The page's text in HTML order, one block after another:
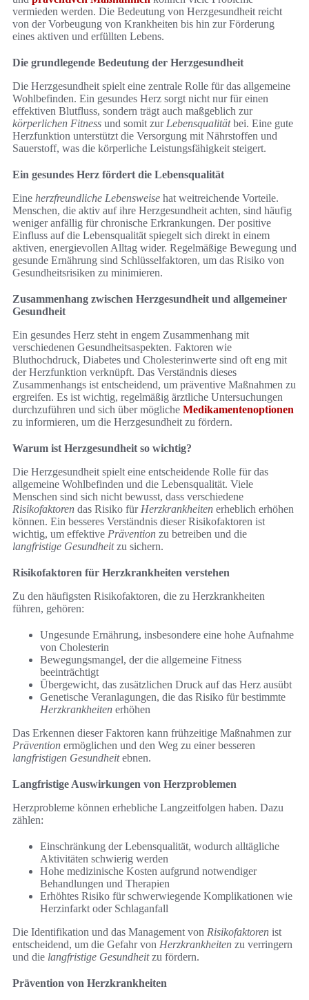
vermieden werden. Die Bedeutung von Herzgesundheit reicht
von der Vorbeugung von Krankheiten bis hin zur Förderung
eines aktiven und erfüllten Lebens.
Die grundlegende Bedeutung der Herzgesundheit
Die Herzgesundheit spielt eine zentrale Rolle für das allgemeine
Wohlbefinden. Ein gesundes Herz sorgt nicht nur für einen
effektiven Blutfluss, sondern trägt auch maßgeblich zur
körperlichen Fitness und somit zur Lebensqualitätbei. Eine gute
Herzfunktion unterstützt die Versorgung mit Nährstoffen und
Sauerstoff, was die körperliche Leistungsfähigkeit steigert.
Ein gesundes Herz fördert die Lebensqualität
Eine herzfreundliche Lebensweise hat weitreichende Vorteile.
Menschen, die aktiv auf ihre Herzgesundheit achten, sind häufig
weniger anfällig für chronische Erkrankungen. Der positive
Einfluss auf die Lebensqualität spiegelt sich direkt in einem
aktiven, energievollen Alltag wider. Regelmäßige Bewegung und
gesunde Ernährung sind Schlüsselfaktoren, um das Risiko von
Gesundheitsrisiken zu minimieren.
Zusammenhang zwischen Herzgesundheit und allgemeiner
Gesundheit
Ein gesundes Herz steht in engem Zusammenhang mit
verschiedenen Gesundheitsaspekten. Faktoren wie
Bluthochdruck, Diabetes und Cholesterinwerte sind oft eng mit
der Herzfunktion verknüpft. Das Verständnis dieses
Zusammenhangs ist entscheidend, um präventive Maßnahmen zu
ergreifen. Es ist wichtig, regelmäßig ärztliche Untersuchungen
durchzuführen und sich über mögliche Medikamentenoptionen
zu informieren, um die Herzgesundheit zu fördern.
Warum ist Herzgesundheit so wichtig?
Die Herzgesundheit spielt eine entscheidende Rolle für das
allgemeine Wohlbefinden und die Lebensqualität. Viele
Menschen sind sich nicht bewusst, dass verschiedene
Risikofaktoren das Risiko für Herzkrankheiten erheblich erhöhen
können. Ein besseres Verständnis dieser Risikofaktoren ist
wichtig, um effektive Prävention zu betreiben und die
langfristige Gesundheitzu sichern.
Risikofaktoren für Herzkrankheiten verstehen
Zu den häufigsten Risikofaktoren, die zu Herzkrankheiten
führen, gehören:
Ungesunde Ernährung, insbesondere eine hohe Aufnahme
von Cholesterin
Bewegungsmangel, der die allgemeine Fitness
beeinträchtigt
Übergewicht, das zusätzlichen Druck auf das Herz ausübt
Genetische Veranlagungen, die das Risiko für bestimmte
Herzkrankheiten erhöhen
Das Erkennen dieser Faktoren kann frühzeitige Maßnahmen zur
Prävention ermöglichen und den Weg zu einer besseren
langfristigen Gesundheitebnen.
Langfristige Auswirkungen von Herzproblemen
Herzprobleme können erhebliche Langzeitfolgen haben. Dazu
zählen:
Einschränkung der Lebensqualität, wodurch alltägliche
Aktivitäten schwierig werden
Hohe medizinische Kosten aufgrund notwendiger
Behandlungen und Therapien
Erhöhtes Risiko für schwerwiegende Komplikationen wie
Herzinfarkt oder Schlaganfall
Die Identifikation und das Management von Risikofaktoren ist
entscheidend, um die Gefahr von Herzkrankheiten zu verringern
und die langfristige Gesundheitzu fördern.
Prävention von Herzkrankheiten